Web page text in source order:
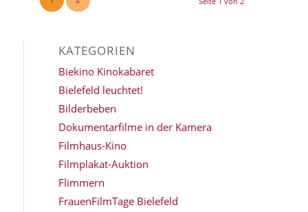
KATEGORIEN
Biekino Kinokabaret
Bielefeld leuchtet!
Bilderbeben
Dokumentarfilme in der Kamera
Filmhaus-Kino
Filmplakat-Auktion
Flimmern
FrauenFilmTage Bielefeld